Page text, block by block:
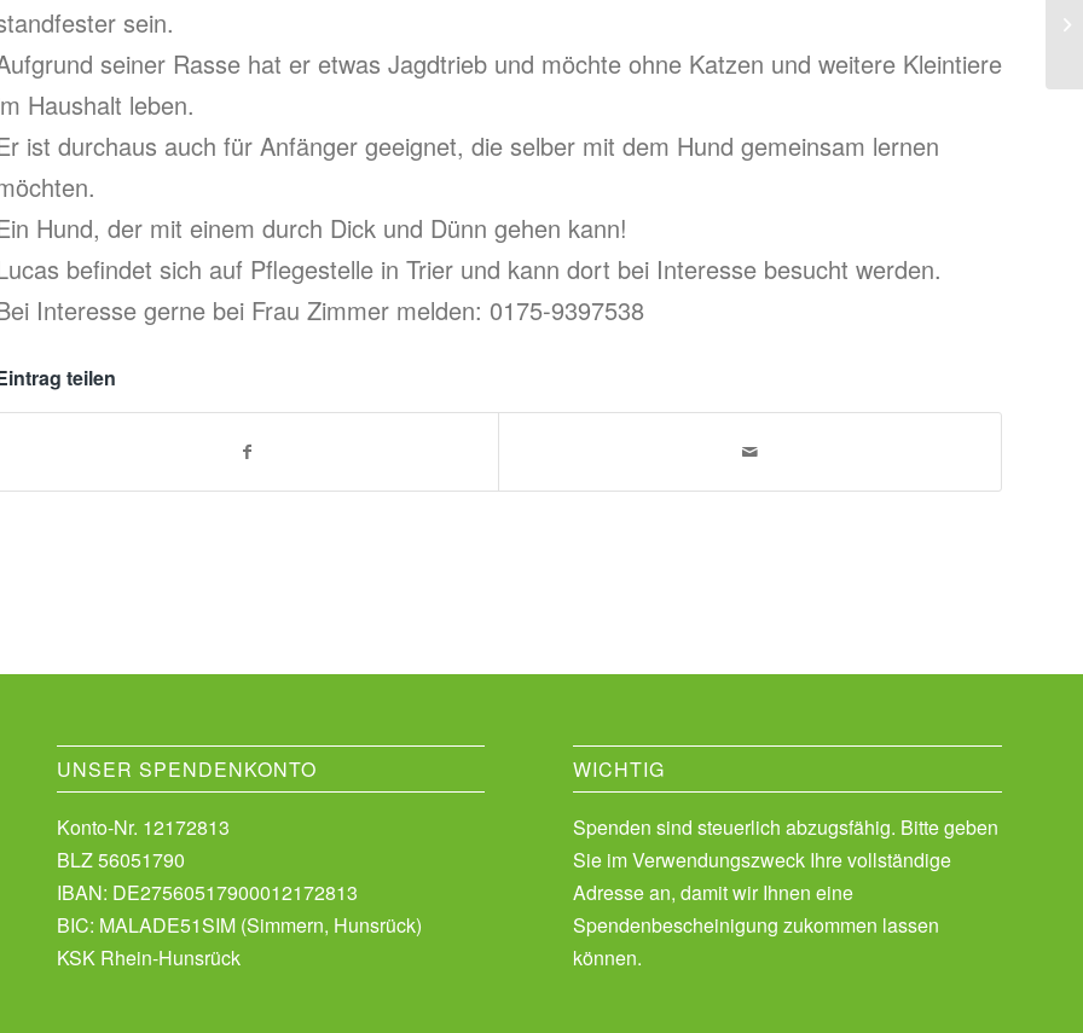
sein.
seiner Rasse hat er etwas Jagdtrieb und möchte ohne Katzen und weitere Kleintiere
Haushalt leben.
ist durchaus auch für Anfänger geeignet, die selber mit dem Hund gemeinsam lernen
Hund, der mit einem durch Dick und Dünn gehen kann!
befindet sich auf Pflegestelle in Trier und kann dort bei Interesse besucht werden.
Interesse gerne bei Frau Zimmer melden: 0175-9397538
teilen
UNSER SPENDENKONTO
Konto-Nr. 12172813
BLZ 56051790
IBAN: DE27560517900012172813
BIC: MALADE51SIM (Simmern, Hunsrück)
KSK Rhein-Hunsrück
WICHTIG
Spenden sind steuerlich abzugsfähig. Bitte geben
Sie im Verwendungszweck Ihre vollständige
Adresse an, damit wir Ihnen eine
Spendenbescheinigung zukommen lassen
können.